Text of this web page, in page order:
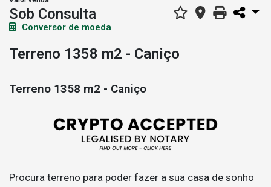
Sob Consulta
Conversor de moeda
Terreno 1358 m2 - Caniço
Terreno 1358 m2 - Caniço
Procura terreno para poder fazer a sua casa de sonho